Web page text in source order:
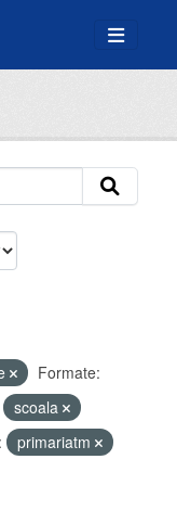
Formate:
scoala
primariatm